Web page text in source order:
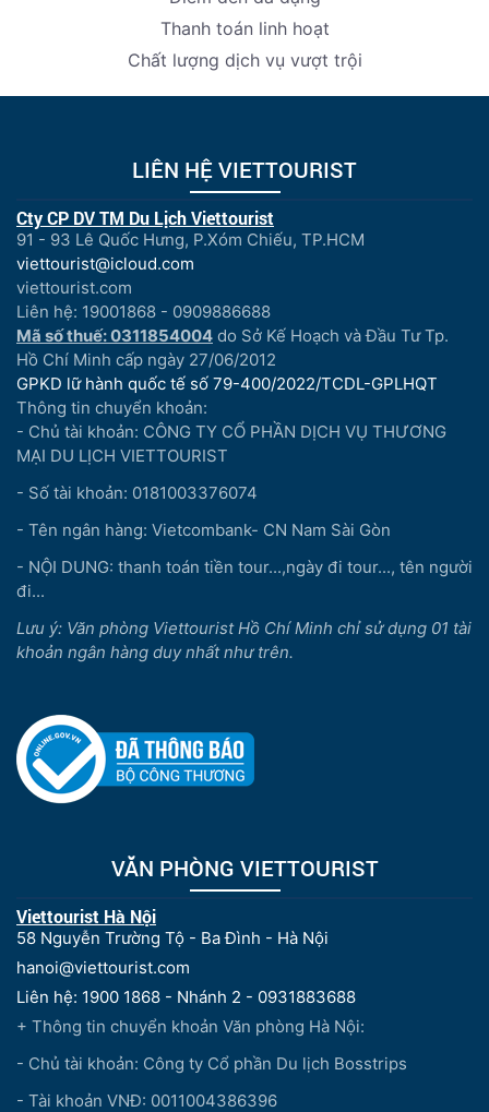
Thanh toán linh hoạt
Chất lượng dịch vụ vượt trội
LIÊN HỆ VIETTOURIST
Cty CP DV TM Du Lịch Viettourist
91 - 93 Lê Quốc Hưng, P.Xóm Chiếu, TP.HCM
viettourist@icloud.com
viettourist.com
Liên hệ: 19001868 - 0909886688
Mã số thuế: 0311854004 do Sở Kế Hoạch và Đầu Tư Tp.
Hồ Chí Minh cấp ngày 27/06/2012
GPKD lữ hành quốc tế số 79-400/2022/TCDL-GPLHQT
Thông tin chuyển khoản:
- Chủ tài khoản: CÔNG TY CỔ PHẦN DỊCH VỤ THƯƠNG
MẠI DU LỊCH VIETTOURIST
- Số tài khoản: 0181003376074
- Tên ngân hàng: Vietcombank- CN Nam Sài Gòn
- NỘI DUNG: thanh toán tiền tour...,ngày đi tour..., tên người
đi...
Lưu ý: Văn phòng Viettourist Hồ Chí Minh chỉ sử dụng 01 tài
khoản ngân hàng duy nhất như trên.
VĂN PHÒNG VIETTOURIST
Viettourist Hà Nội
58 Nguyễn Trường Tộ - Ba Đình - Hà Nội
hanoi@viettourist.com
Liên hệ: 1900 1868 - Nhánh 2 - 0931883688
+ Thông tin chuyển khoản Văn phòng Hà Nội:
- Chủ tài khoản: Công ty Cổ phần Du lịch Bosstrips
- Tài khoản VNĐ: 0011004386396